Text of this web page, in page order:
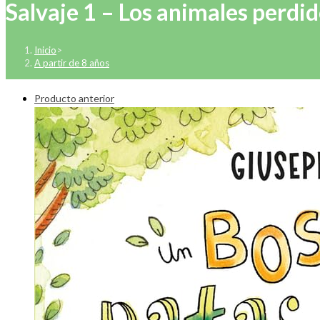
Salvaje 1 – Los animales
Inicio>
A partir de 8 años
Producto anterior